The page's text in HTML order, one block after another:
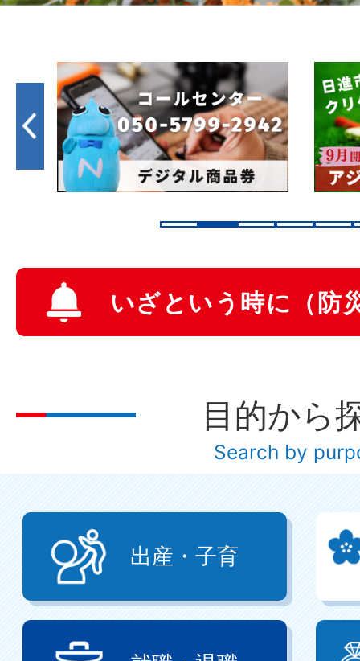
2
枚
目
の
イ
ド
3
枚
目
の
イ
ド
いざという時に（防
目的から
Search by
出産・子育